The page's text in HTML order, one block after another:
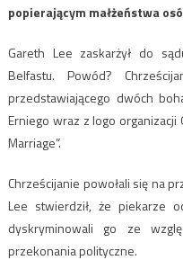
popierającym małżeństwa
Gareth Lee zaskarżył do
Belfastu. Powód?
przedstawiającego dwóch
Erniego wraz z logo organizacji
Marriage”.
Chrześcijanie powołali się na
Lee stwierdził, że piekarze
dyskryminowali go ze
przekonania polityczne.